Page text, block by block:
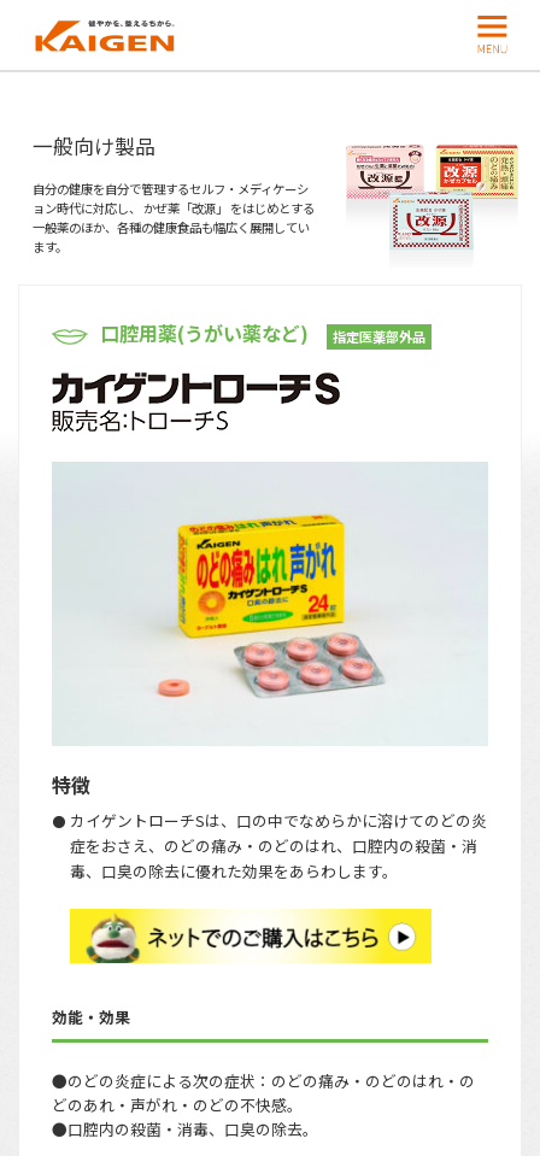
一般向け製品
自分の健康を自分で管理するセルフ・メディケーシ
ョン時代に対応し、 かぜ薬「改源」 をはじめとする
一般薬のほか、各種の健康食品も幅広く展開してい
ます。
口腔用薬(うがい薬など) 指定医薬部外品
特徴
カイゲントローチSは、口の中でなめらかに溶けてのどの炎
症をおさえ、のどの痛み・のどのはれ、口腔内の殺菌・消
毒、口臭の除去に優れた効果をあらわします。
効能・効果
●のどの炎症による次の症状：のどの痛み・のどのはれ・の
どのあれ・声がれ・のどの不快感。
●口腔内の殺菌・消毒、口臭の除去。